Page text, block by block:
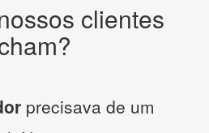
clientes
precisava de um